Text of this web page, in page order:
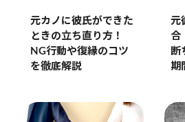
元カノに彼氏ができた
ときの立ち直り方！
NG行動や復縁のコツ
を徹底解説
元
合
断
期